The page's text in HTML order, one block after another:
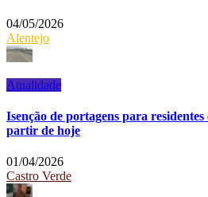
04/05/2026
Alentejo
Atualidade
Isenção de portagens para
partir de hoje
01/04/2026
Castro Verde